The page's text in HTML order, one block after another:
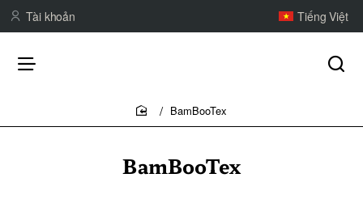
Tài khoản Tiếng Việt
BamBooTex
home
BamBooTex